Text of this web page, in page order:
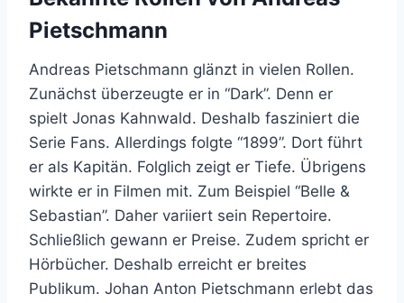
Pietschmann
Andreas Pietschmann glänzt in vielen Rollen.
Zunächst überzeugte er in “Dark”. Denn er
spielt Jonas Kahnwald. Deshalb fasziniert die
Serie Fans. Allerdings folgte “1899”. Dort führt
er als Kapitän. Folglich zeigt er Tiefe. Übrigens
wirkte er in Filmen mit. Zum Beispiel “Belle &
Sebastian”. Daher variiert sein Repertoire.
Schließlich gewann er Preise. Zudem spricht er
Hörbücher. Deshalb erreicht er breites
Publikum. Johan Anton Pietschmann erlebt das